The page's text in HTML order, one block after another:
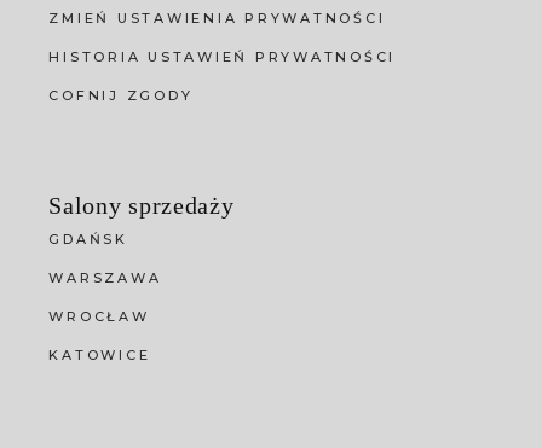
ZMIEŃ USTAWIENIA PRYWATNOŚCI
HISTORIA USTAWIEŃ PRYWATNOŚCI
COFNIJ ZGODY
Salony sprzedaży
GDAŃSK
WARSZAWA
WROCŁAW
KATOWICE